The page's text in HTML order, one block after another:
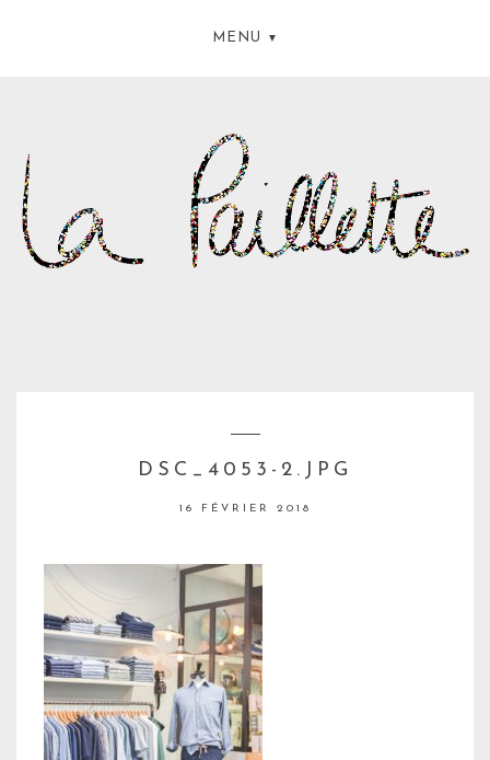
MENU
DSC_4053-2.JPG
16 FÉVRIER 2018